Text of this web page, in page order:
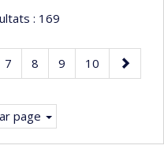
: 169
Page
7 Page
8 Page
9 Page
10
Page
suivante
page